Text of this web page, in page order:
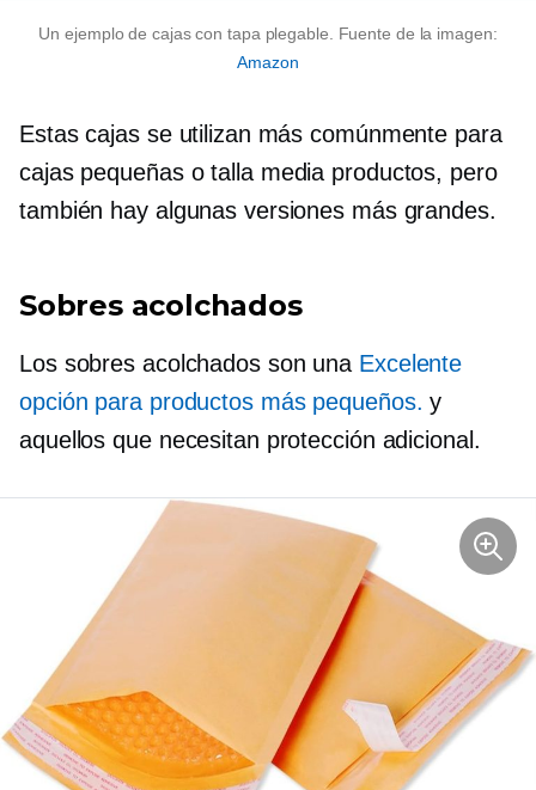
Un ejemplo de cajas con tapa plegable. Fuente de la imagen:
Amazon
Estas cajas se utilizan más comúnmente para
cajas pequeñas otalla mediaproductos, pero
también hay algunas versiones más grandes.
Sobres acolchados
Los sobres acolchados son una Excelente
opción para productos más pequeños. y
aquellos que necesitan protección adicional.